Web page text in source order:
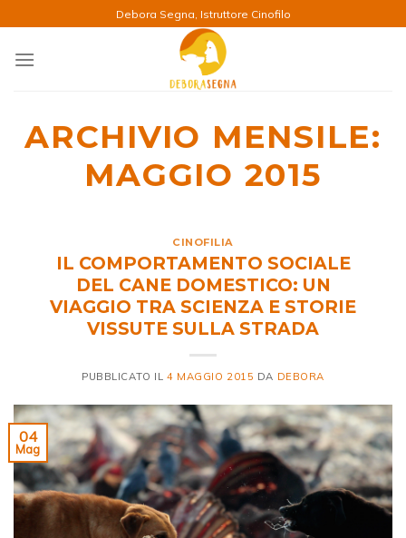
ai
contenuti
Debora Segna, Istruttore Cinofilo
ARCHIVIO MENSILE:
MAGGIO 2015
CINOFILIA
IL COMPORTAMENTO SOCIALE
DEL CANE DOMESTICO: UN
VIAGGIO TRA SCIENZA E STORIE
VISSUTE SULLA STRADA
PUBBLICATO IL 4 MAGGIO 2015 DA DEBORA
04
Mag